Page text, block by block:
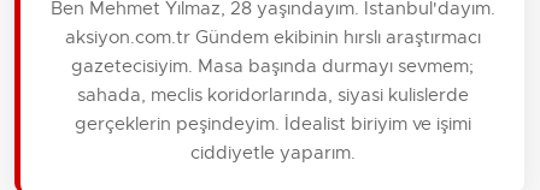
Ben Mehmet Yılmaz, 28 yaşındayım. İstanbul'dayım.
aksiyon.com.tr Gündem ekibinin hırslı araştırmacı
gazetecisiyim. Masa başında durmayı sevmem;
sahada, meclis koridorlarında, siyasi kulislerde
gerçeklerin peşindeyim. İdealist biriyim ve işimi
ciddiyetle yaparım.